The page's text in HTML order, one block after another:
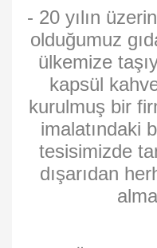
- 20 yılın
olduğumuz
ülkemize
kapsül
kurulmuş bir
imalatındaki
tesisimizde
dışarıdan